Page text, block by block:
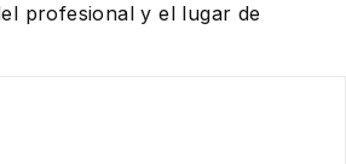
profesional y el lugar de